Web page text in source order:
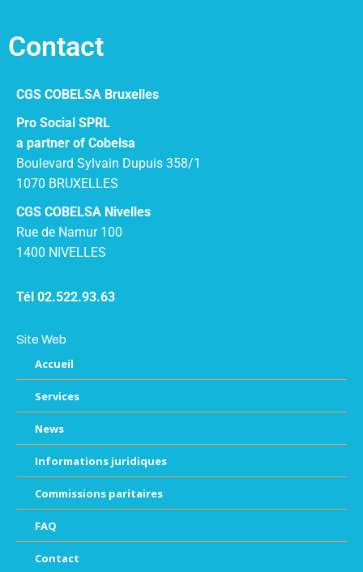
Contact
CGS COBELSA Bruxelles
Pro Social SPRL
a partner of Cobelsa
Boulevard Sylvain Dupuis 358/1
1070 BRUXELLES
CGS COBELSA Nivelles
Rue de Namur 100
1400 NIVELLES
Tél 02.522.93.63
Site Web
Accueil
Services
News
Informations juridiques
Commissions paritaires
FAQ
Contact